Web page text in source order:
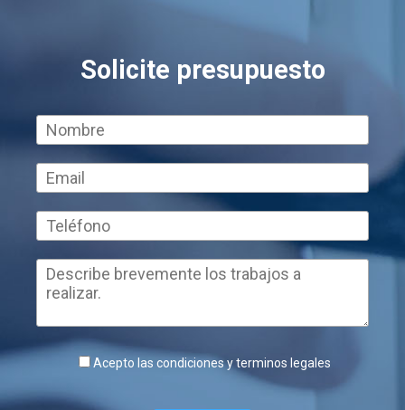
Solicite presupuesto
Acepto las condiciones y terminos legales